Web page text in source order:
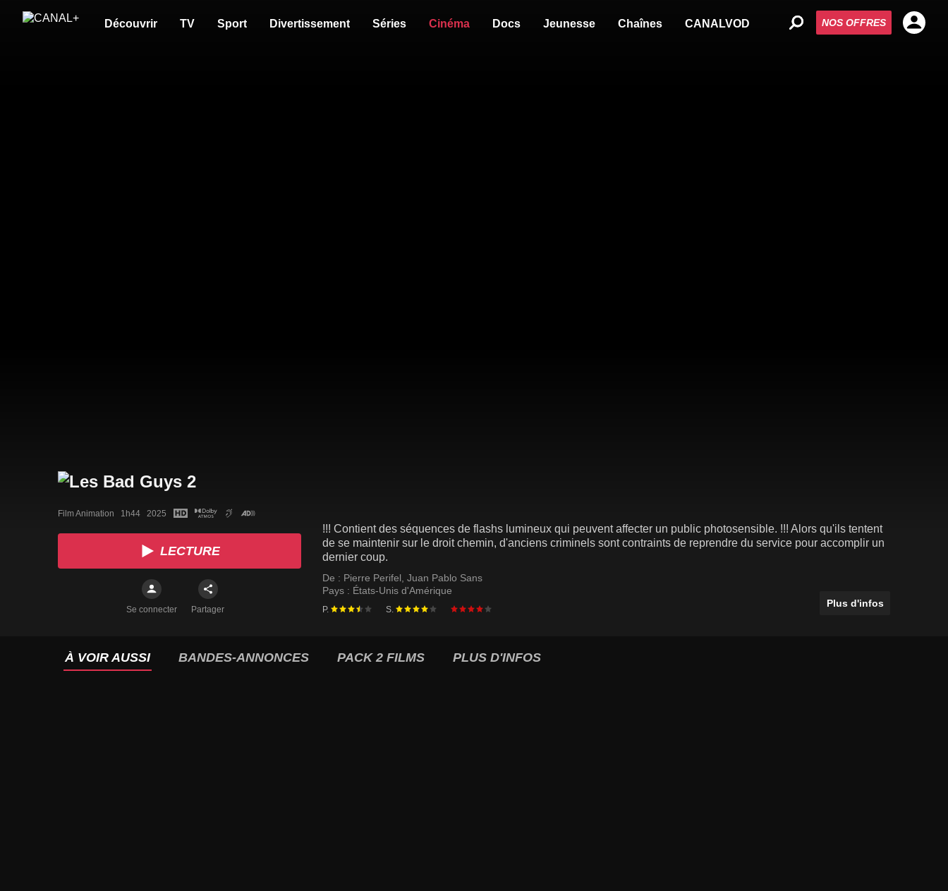
Découvrir TV Sport Divertissement Séries Cinéma Docs Jeunesse Chaînes CANALVOD NOS OFFRES
Film Animation   1h44   2025
LECTURE
Se connecter Partager
!!! Contient des séquences de flashs lumineux qui peuvent affecter un public photosensible. !!! Alors qu'ils tentent
de se maintenir sur le droit chemin, d'anciens criminels sont contraints de reprendre du service pour accomplir un
dernier coup.
De : Pierre Perifel Juan Pablo Sans
Pays : États-Unis d'Amérique
P. S.
Plus d'infos
À VOIR AUSSI BANDES-ANNONCES PACK 2 FILMS PLUS D'INFOS